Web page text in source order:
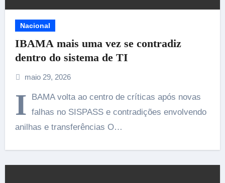
Nacional
IBAMA mais uma vez se contradiz
dentro do sistema de TI
maio 29, 2026
I
BAMA volta ao centro de críticas após novas
falhas no SISPASS e contradições envolvendo
anilhas e transferências O…